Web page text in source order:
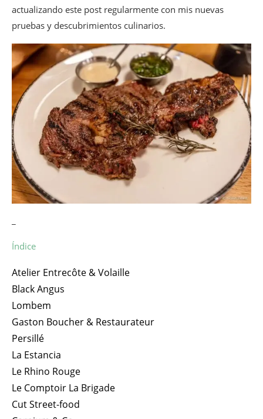
actualizando este post regularmente con mis nuevas
pruebas y descubrimientos culinarios.
Índice
Atelier Entrecôte & Volaille
Black Angus
Lombem
Gaston Boucher & Restaurateur
Persillé
La Estancia
Le Rhino Rouge
Le Comptoir La Brigade
Cut Street-food